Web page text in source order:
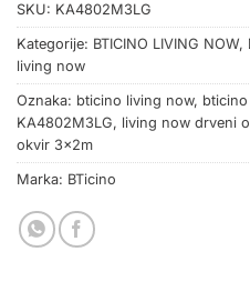
SKU: KA4802M3LG
Kategorije: BTICINO LIVING NOW,
living now
Oznaka: bticino living now,
KA4802M3LG, living now drveni
okvir 3x2m
Marka: BTicino